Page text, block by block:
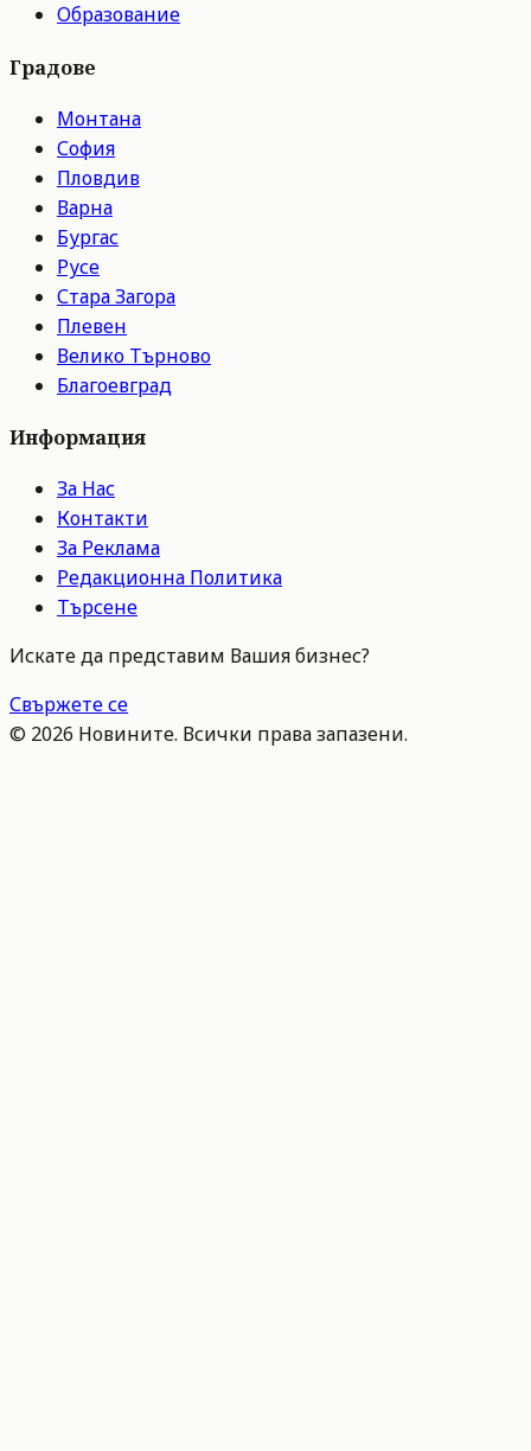
Образование
Градове
Монтана
София
Пловдив
Варна
Бургас
Русе
Стара Загора
Плевен
Велико Търново
Благоевград
Информация
За Нас
Контакти
За Реклама
Редакционна Политика
Търсене
Искате да представим Вашия бизнес?
Свържете се
© 2026 Новините. Всички права запазени.